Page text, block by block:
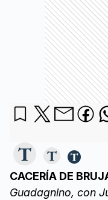
CACERÍA DE
Guadagnino, con